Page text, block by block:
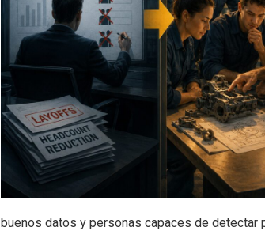
buenos datos y personas capaces de